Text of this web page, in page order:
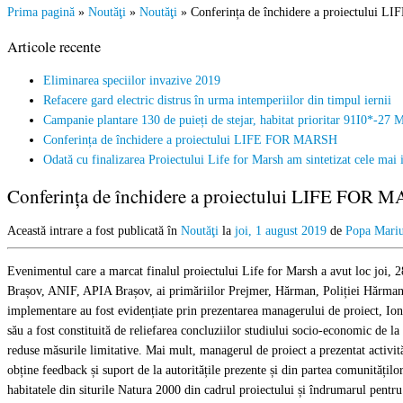
Prima pagină » Noutăţi » Noutăţi » Conferința de închidere a proiectului
Articole recente
Eliminarea speciilor invazive 2019
Refacere gard electric distrus în urma intemperiilor din timpul iernii
Campanie plantare 130 de puieți de stejar, habitat prioritar 91I0*-27
Conferința de închidere a proiectului LIFE FOR MARSH
Odată cu finalizarea Proiectului Life for Marsh am sintetizat cele
Conferința de închidere a proiectului LIFE FOR
Această intrare a fost publicată în Noutăţi la joi, 1 august 2019 de Popa
Evenimentul care a marcat finalul proiectului Life for Marsh a avut loc joi,
Brașov, ANIF, APIA Brașov, ai primăriilor Prejmer, Hărman, Poliției
implementare au fost evidențiate prin prezentarea managerului de proiect,
său a fost constituită de reliefarea concluziilor studiului socio-economic de
reduse măsurile limitative. Mai mult, managerul de proiect a prezentat
obține feedback și suport de la autoritățile prezente și din partea
habitatele din siturile Natura 2000 din cadrul proiectului și îndrumarul